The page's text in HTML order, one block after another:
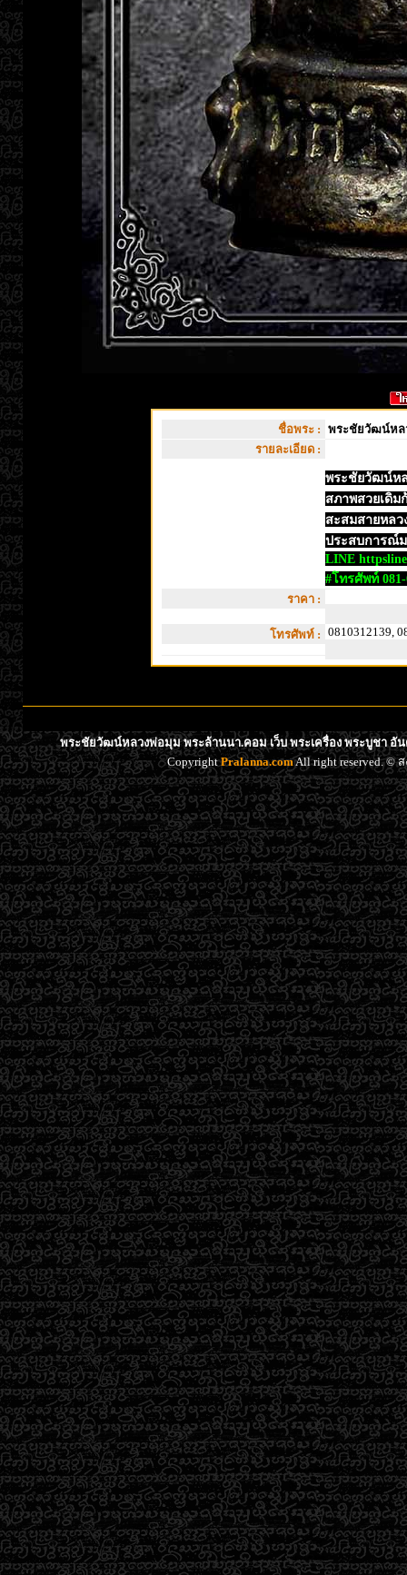
ชื่อพระ : พระชัยวัฒน์หล
รายละเอียด :
พระชัยวัฒน์หล
สภาพสวยเดิม
สะสมสายหล
ประสบการณ์
LINE
#โทรศัพท์ 081-
ราคา :
โทรศัพท์ : 0810312139,
พระชัยวัฒน์หลวงพ่อมุม พระล้านนา.คอม เว็บ พระเครื่อง พระบูชา อั
CopyrightPralanna.comAll right reserved. ©